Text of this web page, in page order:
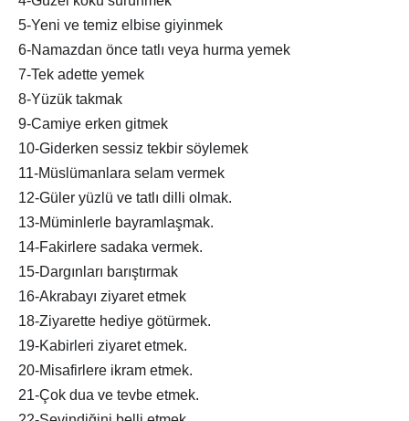
5-Yeni ve temiz elbise giyinmek
6-Namazdan önce tatlı veya hurma yemek
7-Tek adette yemek
8-Yüzük takmak
9-Camiye erken gitmek
10-Giderken sessiz tekbir söylemek
11-Müslümanlara selam vermek
12-Güler yüzlü ve tatlı dilli olmak.
13-Müminlerle bayramlaşmak.
14-Fakirlere sadaka vermek.
15-Dargınları barıştırmak
16-Akrabayı ziyaret etmek
18-Ziyarette hediye götürmek.
19-Kabirleri ziyaret etmek.
20-Misafirlere ikram etmek.
21-Çok dua ve tevbe etmek.